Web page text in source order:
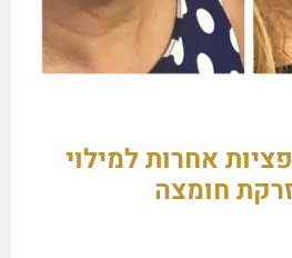
אחרות למילוי
חומצה